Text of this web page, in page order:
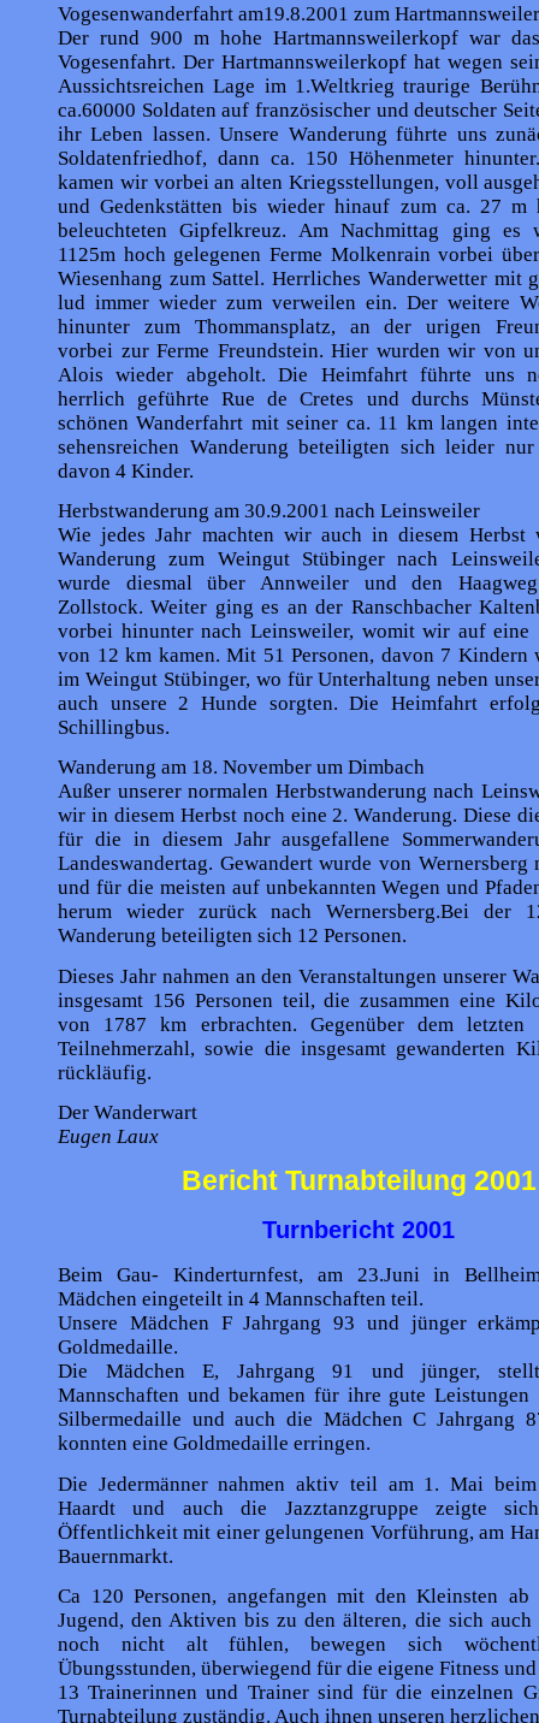
Vogesenwanderfahrt am19.8.2001 zum
Der rund 900 m hohe Hartmannsweilerkopf war
Vogesenfahrt. Der Hartmannsweilerkopf hat wegen
Aussichtsreichen Lage im 1.Weltkrieg traurige
ca.60000 Soldaten auf französischer und deutscher
ihr Leben lassen. Unsere Wanderung führte uns
Soldatenfriedhof, dann ca. 150 Höhenmeter
kamen wir vorbei an alten Kriegsstellungen, voll
und Gedenkstätten bis wieder hinauf zum ca. 27 m
beleuchteten Gipfelkreuz. Am Nachmittag ging es
1125m hoch gelegenen Ferme Molkenrain vorbei
Wiesenhang zum Sattel. Herrliches Wanderwetter mit
lud immer wieder zum verweilen ein. Der weitere
hinunter zum Thommansplatz, an der urigen
vorbei zur Ferme Freundstein. Hier wurden wir von
Alois wieder abgeholt. Die Heimfahrt führte uns
herrlich geführte Rue de Cretes und durchs
schönen Wanderfahrt mit seiner ca. 11 km langen
sehensreichen Wanderung beteiligten sich leider nur
davon 4 Kinder.
Herbstwanderung am 30.9.2001 nach Leinsweiler
Wie jedes Jahr machten wir auch in diesem Herbst
Wanderung zum Weingut Stübinger nach
wurde diesmal über Annweiler und den
Zollstock. Weiter ging es an der Ranschbacher
vorbei hinunter nach Leinsweiler, womit wir auf eine
von 12 km kamen. Mit 51 Personen, davon 7 Kindern
im Weingut Stübinger, wo für Unterhaltung neben
auch unsere 2 Hunde sorgten. Die Heimfahrt
Schillingbus.
Wanderung am 18. November um Dimbach
Außer unserer normalen Herbstwanderung nach
wir in diesem Herbst noch eine 2. Wanderung. Diese
für die in diesem Jahr ausgefallene
Landeswandertag. Gewandert wurde von Wernersberg
und für die meisten auf unbekannten Wegen und
herum wieder zurück nach Wernersberg.Bei der
Wanderung beteiligten sich 12 Personen.
Dieses Jahr nahmen an den Veranstaltungen unserer
insgesamt 156 Personen teil, die zusammen eine
von 1787 km erbrachten. Gegenüber dem
Teilnehmerzahl, sowie die insgesamt gewanderten
rückläufig.
Der Wanderwart
Eugen Laux
Bericht Turnabteilung 2001
Turnbericht 2001
Beim Gau- Kinderturnfest, am 23.Juni in
Mädchen eingeteilt in 4 Mannschaften teil.
Unsere Mädchen F Jahrgang 93 und jünger
Goldmedaille.
Die Mädchen E, Jahrgang 91 und jünger,
Mannschaften und bekamen für ihre gute
Silbermedaille und auch die Mädchen C Jahrgang
konnten eine Goldmedaille erringen.
Die Jedermänner nahmen aktiv teil am 1. Mai
Haardt und auch die Jazztanzgruppe zeigte
Öffentlichkeit mit einer gelungenen Vorführung, am
Bauernmarkt.
Ca 120 Personen, angefangen mit den Kleinsten ab
Jugend, den Aktiven bis zu den älteren, die sich auch
noch nicht alt fühlen, bewegen sich
Übungsstunden, überwiegend für die eigene Fitness
13 Trainerinnen und Trainer sind für die einzelnen
Turnabteilung zuständig. Auch ihnen unseren